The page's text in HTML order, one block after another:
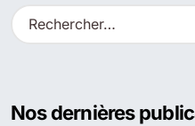
R
e
rNos dernières